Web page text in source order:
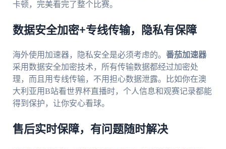
卡顿，完美看完了整个比赛。
数据安全加密+专线传输，隐私有保障
海外使用加速器，隐私安全是必须考虑的。 番茄加速器
采用数据安全加密技术，所有传输数据都经过加密处
理，而且用专线传输，不用担心数据泄露。比如你在澳
大利亚用B站看世界杯直播时，个人信息和观赛记录都能
得到保护，让你安心看球。
售后实时保障，有问题随时解决